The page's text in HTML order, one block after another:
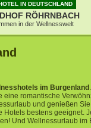
IN DEUTSCHLAND
RÖHRNBACH
in der Wellnesswelt
im Burgenland
romantische
und genießen
Hotels bestens geeignet.
Und Wellnessurlaub im